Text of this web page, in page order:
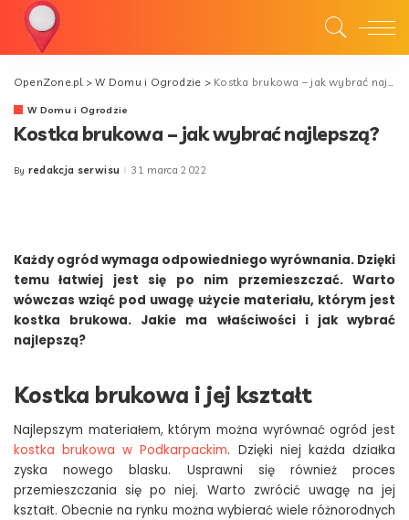
OpenZone.pl>W Domu i Ogrodzie > Kostka brukowa – jak wybrać najlepszą?
W Domu i Ogrodzie
Kostka brukowa – jak wybrać najlepszą?
Posted
By redakcja serwisu 31 marca 2022
Każdy ogród wymaga odpowiedniego wyrównania. Dzięki
temu łatwiej jest się po nim przemieszczać. Warto
wówczas wziąć pod uwagę użycie materiału, którym jest
kostka brukowa. Jakie ma właściwości i jak wybrać
najlepszą?
Kostka brukowa i jej kształt
Najlepszym materiałem, którym można wyrównać ogród jest
kostka brukowa w Podkarpackim. Dzięki niej każda działka
zyska nowego blasku. Usprawni się również proces
przemieszczania się po niej. Warto zwrócić uwagę na jej
kształt. Obecnie na rynku można wybierać wiele różnorodnych